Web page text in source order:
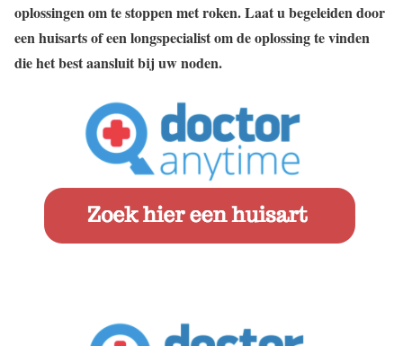
oplossingen om te stoppen met roken. Laat u begeleiden door
een huisarts of een longspecialist om de oplossing te vinden
die het best aansluit bij uw noden.